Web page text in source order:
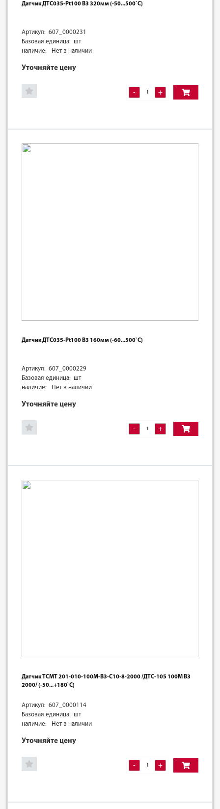
Датчик ДТС035-Pt100 В3 320мм (-50...500`С)
Артикул: 607_0000231
Базовая единица: шт
наличие:
Нет в наличии
Уточняйте цену
- +
Датчик ДТС035-Pt100 В3 160мм (-60...500`С)
Артикул: 607_0000229
Базовая единица: шт
наличие:
Нет в наличии
Уточняйте цену
- +
Датчик ТСМТ 201-010-100М-В3-С10-8-2000 /ДТС-105 100М В3
2000/ (-50...+180`С)
Артикул: 607_0000114
Базовая единица: шт
наличие:
Нет в наличии
Уточняйте цену
- +